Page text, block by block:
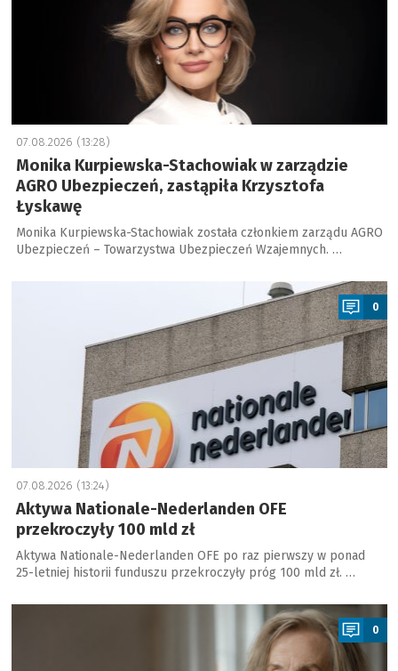
07.08.2026 (13:28)
Monika Kurpiewska-Stachowiak w zarządzie
AGRO Ubezpieczeń, zastąpiła Krzysztofa
Łyskawę
Monika Kurpiewska-Stachowiak została członkiem zarządu AGRO
Ubezpieczeń – Towarzystwa Ubezpieczeń Wzajemnych. …
0
07.08.2026 (13:24)
Aktywa Nationale-Nederlanden OFE
przekroczyły 100 mld zł
Aktywa Nationale-Nederlanden OFE po raz pierwszy w ponad
25-letniej historii funduszu przekroczyły próg 100 mld zł. …
a
0